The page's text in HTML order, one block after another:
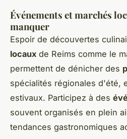
Événements et marchés
manquer
Espoir de découvertes
locaux de Reims comme le
permettent de dénicher des
spécialités régionales d'été,
estivaux. Participez à des
souvent organisés en plein
tendances gastronomiques